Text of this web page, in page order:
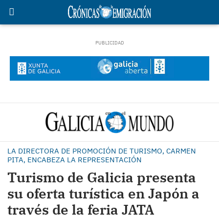
LA DIRECTORA DE PROMOCIÓN DE TURISMO, CARMEN
PITA, ENCABEZA LA REPRESENTACIÓN
Turismo de Galicia presenta
su oferta turística en Japón a
través de la feria JATA